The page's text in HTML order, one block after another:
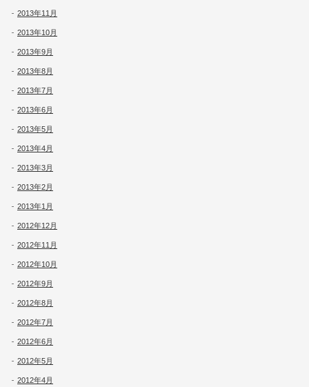
2013年11月
2013年10月
2013年9月
2013年8月
2013年7月
2013年6月
2013年5月
2013年4月
2013年3月
2013年2月
2013年1月
2012年12月
2012年11月
2012年10月
2012年9月
2012年8月
2012年7月
2012年6月
2012年5月
2012年4月